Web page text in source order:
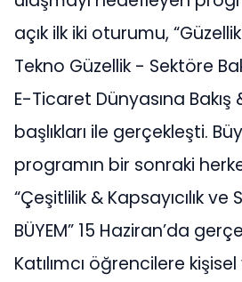
açık ilk iki oturumu,
Tekno Güzellik - Sektöre
E-Ticaret Dünyasına Bakış
başlıkları ile gerçekleşti.
programın bir sonraki
“Çeşitlilik & Kapsayıcılık
BÜYEM” 15 Haziran’da
Katılımcı öğrencilere